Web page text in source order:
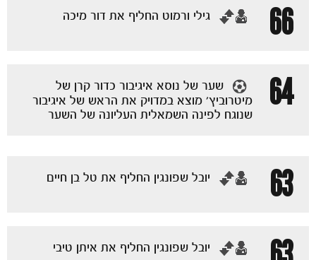
66 ‏גילי ורמוט החליף את דור מיכה
64
שער של נוסא איגיבור כדור קרן של
מיטרוביץ' מוצא במדויק את הראש של איגיבור
שנוגח לפינה השמאלית העליונה של השער
63 ‏יובל שפונגין החליף את טל בן חיים
‏יובל שפונגין החליף את איתן טיבי